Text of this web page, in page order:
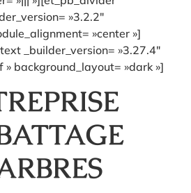
»3.2.2″
»center »]
_builder_version= »3.27.4″
background_layout= »dark »]